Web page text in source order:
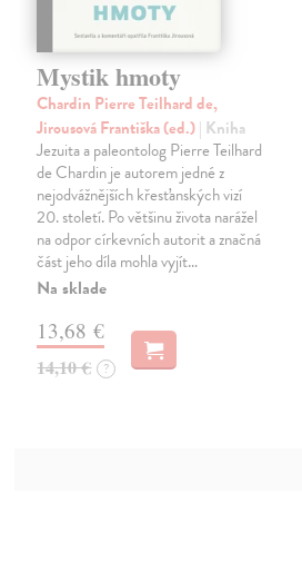
Mystik hmoty
Chardin Pierre Teilhard de,
Jirousová Františka (ed.)| Kniha
Jezuita a paleontolog Pierre Teilhard
de Chardin je autorem jedné z
nejodvážnějších křesťanských vizí
20. století. Po většinu života narážel
na odpor církevních autorit a značná
část jeho díla mohla vyjít…
Na sklade
13,68 €
14,10 € ?